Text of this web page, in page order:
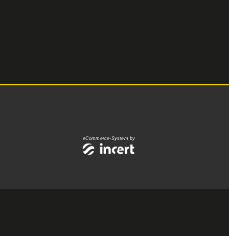
eCommerce-System by